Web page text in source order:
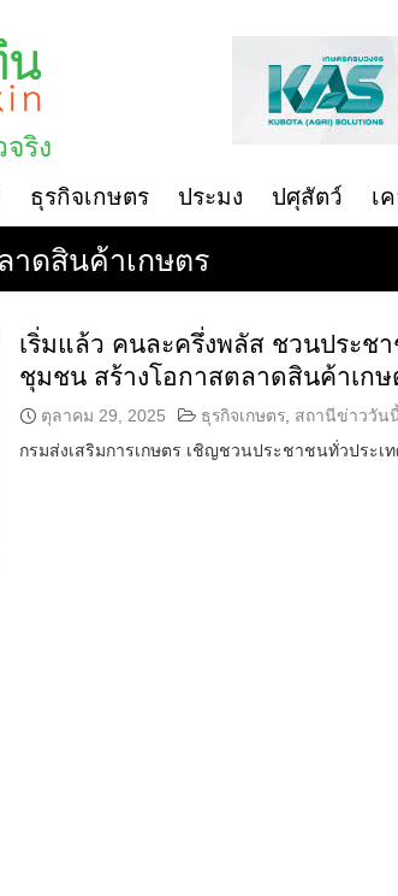
ริง
ธุรกิจเกษตร ประมง ปศุสัตว์ เ
าดสินค้าเกษตร
เริ่มแล้ว คนละครึ่งพลัส ชวนประ
ชุมชน สร้างโอกาสตลาดสินค้าเกษ
ตุลาคม 29, 2025 ธุรกิจเกษตร, สถานีข่าววัน
กรมส่งเสริมการเกษตร เชิญชวนประชาชนทั่วประ